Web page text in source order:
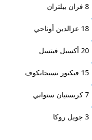
8 فران بيلتران
18 عزالدين أوناحي
20 أكسيل فيتسل
15 فيكتور تسيجانكوف
7 كريستيان ستواني
3 جويل روكا